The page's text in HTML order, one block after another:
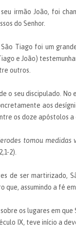
irmão João, foi
do Senhor.
Tiago foi um
e João)
outros.
o seu discipulado.
aos
os doze apóstolos
tomou
2).
de ser martirizado,
que, assumindo a fé
os lugares em
IX, teve início a